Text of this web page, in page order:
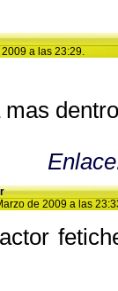
a las 23:29.
de 2009 a las